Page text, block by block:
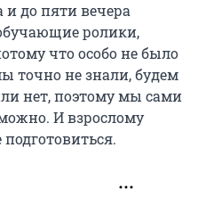
и до пяти вечера
ролики,
что особо не было
точно не знали, будем
нет, поэтому мы сами
И взрослому